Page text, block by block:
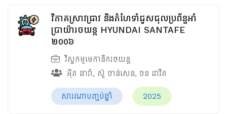
វិភាគស្រាវជ្រាវ និងតំហែទាំជួសជុលប្រព័ន្ធអាំ
ប្រាយ៉ារថយន្ត HYUNDAI SANTAFE
២០០៦
វិស្វកម្មមេកានិករថយន្ត
អ៊ិត ធារ៉ា, ស៊ូ ចាន់សេន, ចន ដាវីត
សារណាបញ្ចប់ឆ្នាំ 2025